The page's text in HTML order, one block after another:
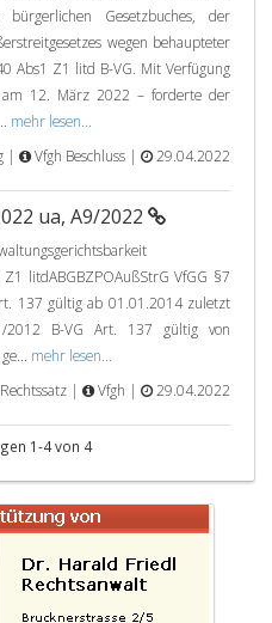
bürgerlichen Gesetzbuches, der
wegen behaupteter
Abs1 Z1 litd B-VG. Mit Verfügung
12. März 2022 – forderte der
mehr lesen...
|
Vfgh Beschluss | 29.04.2022
ua, A9/2022
litdABGBZPOAußStrG VfGG §7
137 gültig ab 01.01.2014 zuletzt
B-VG Art. 137 gültig von
mehr lesen...
Rechtssatz |
Vfgh | 29.04.2022
1-4 von 4